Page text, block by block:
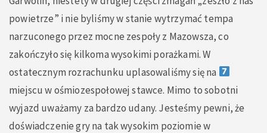
powietrze” i nie byliśmy w stanie wytrzymać tempa
narzuconego przez mocne zespoły z Mazowsza, co
zakończyło się kilkoma wysokimi porażkami. W
ostatecznym rozrachunku uplasowaliśmy się na
miejscu w ośmiozespołowej stawce. Mimo to sobotni
wyjazd uważamy za bardzo udany. Jesteśmy pewni, że
doświadczenie gry na tak wysokim poziomie w